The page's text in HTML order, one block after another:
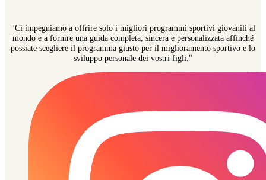
"Ci impegniamo a offrire solo i migliori programmi sportivi giovanili al
mondo e a fornire una guida completa, sincera e personalizzata affinché
possiate scegliere il programma giusto per il miglioramento sportivo e lo
sviluppo personale dei vostri figli."